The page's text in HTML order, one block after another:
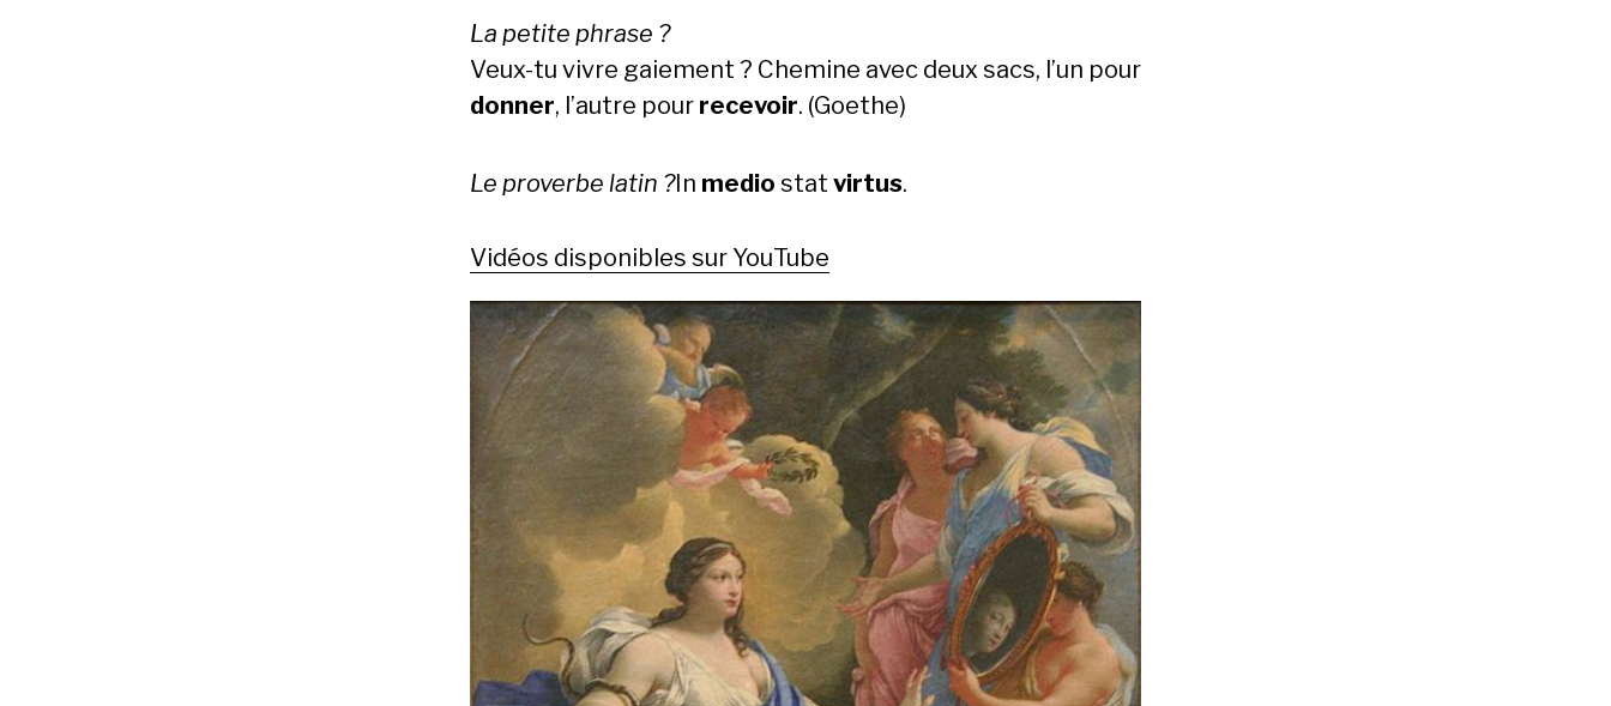
La petite phrase ?
Veux-tu vivre gaiement ? Chemine avec deux sacs, l’un pour
donner, l’autre pour recevoir. (Goethe)
Le proverbe latin ?In medio stat virtus.
Vidéos disponibles sur YouTube